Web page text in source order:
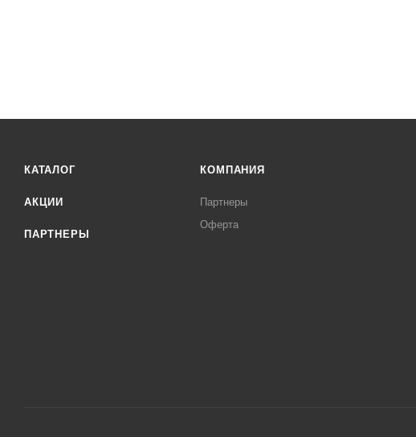
КАТАЛОГ
АКЦИИ
ПАРТНЕРЫ
КОМПАНИЯ
Партнеры
Оферта